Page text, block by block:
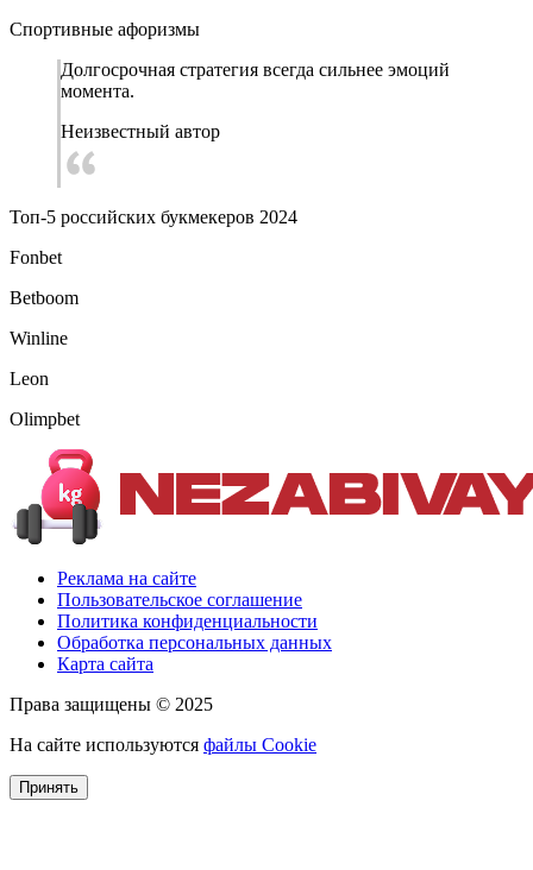
Спортивные афоризмы
Долгосрочная стратегия всегда сильнее эмоций
момента.
Неизвестный автор
Топ-5 российских букмекеров 2024
Fonbet
Betboom
Winline
Leon
Olimpbet
Реклама на сайте
Пользовательское соглашение
Политика конфиденциальности
Обработка персональных данных
Карта сайта
Права защищены © 2025
На сайте используются файлы Cookie
Принять